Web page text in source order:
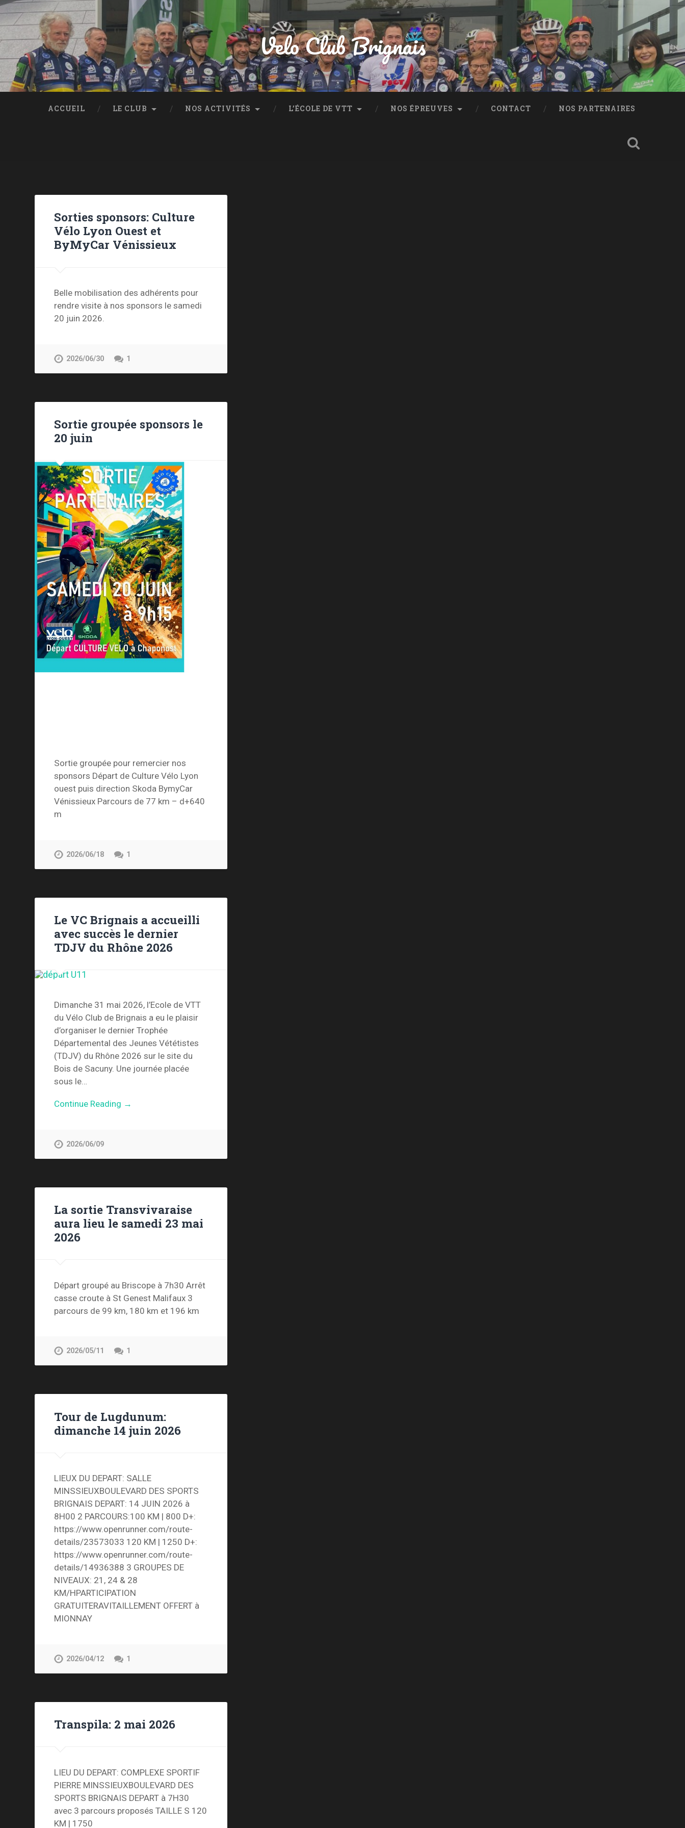
Velo Club Brignais
ACCUEIL LE CLUB NOS ACTIVITÉS L’ÉCOLE DE VTT NOS ÉPREUVES CONTACT NOS PARTENAIRES
Sorties sponsors: Culture
Vélo Lyon Ouest et
ByMyCar Vénissieux
Belle mobilisation des adhérents pour
rendre visite à nos sponsors le samedi
20 juin 2026.
2026/06/30 1
Sortie groupée sponsors le
20 juin
Sortie groupée pour remercier nos
sponsors Départ de Culture Vélo Lyon
ouest puis direction Skoda BymyCar
Vénissieux Parcours de 77 km – d+640
m
2026/06/18 1
Le VC Brignais a accueilli
avec succès le dernier
TDJV du Rhône 2026
Dimanche 31 mai 2026, l’Ecole de VTT
du Vélo Club de Brignais a eu le plaisir
d’organiser le dernier Trophée
Départemental des Jeunes Vététistes
(TDJV) du Rhône 2026 sur le site du
Bois de Sacuny. Une journée placée
sous le…
Continue Reading →
2026/06/09
La sortie Transvivaraise
aura lieu le samedi 23 mai
2026
Départ groupé au Briscope à 7h30 Arrêt
casse croute à St Genest Malifaux 3
parcours de 99 km, 180 km et 196 km
2026/05/11 1
Tour de Lugdunum:
dimanche 14 juin 2026
LIEUX DU DEPART: SALLE
MINSSIEUXBOULEVARD DES SPORTS
BRIGNAIS DEPART: 14 JUIN 2026 à
8H00 2 PARCOURS:100 KM | 800 D+:
https://www.openrunner.com/route-
details/23573033 120 KM | 1250 D+:
https://www.openrunner.com/route-
details/14936388 3 GROUPES DE
NIVEAUX: 21, 24 & 28
KM/HPARTICIPATION
GRATUITERAVITAILLEMENT OFFERT à
MIONNAY
2026/04/12 1
Transpila: 2 mai 2026
LIEU DU DEPART: COMPLEXE SPORTIF
PIERRE MINSSIEUXBOULEVARD DES
SPORTS BRIGNAIS DEPART à 7H30
avec 3 parcours proposés TAILLE S 120
KM | 1750